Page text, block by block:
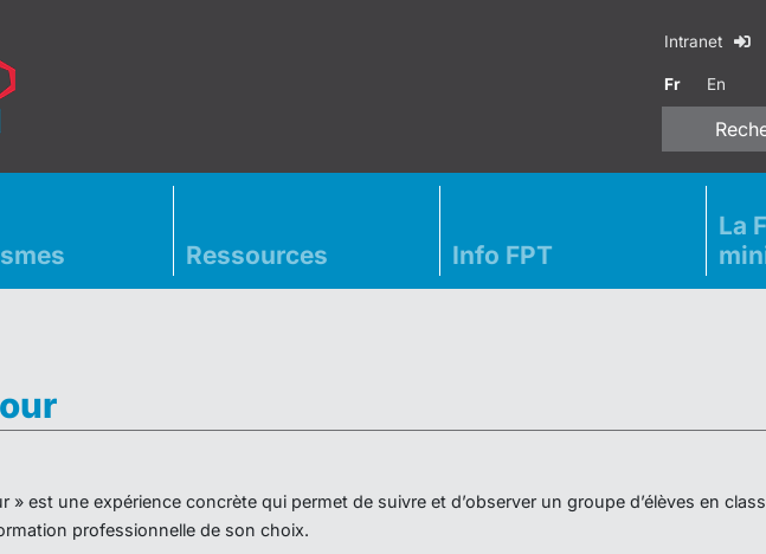
Intranet
Fr En
Ressources Info FPT
La
» est une expérience concrète qui permet de suivre et d’observer un groupe d’élèves en
professionnelle de son choix.